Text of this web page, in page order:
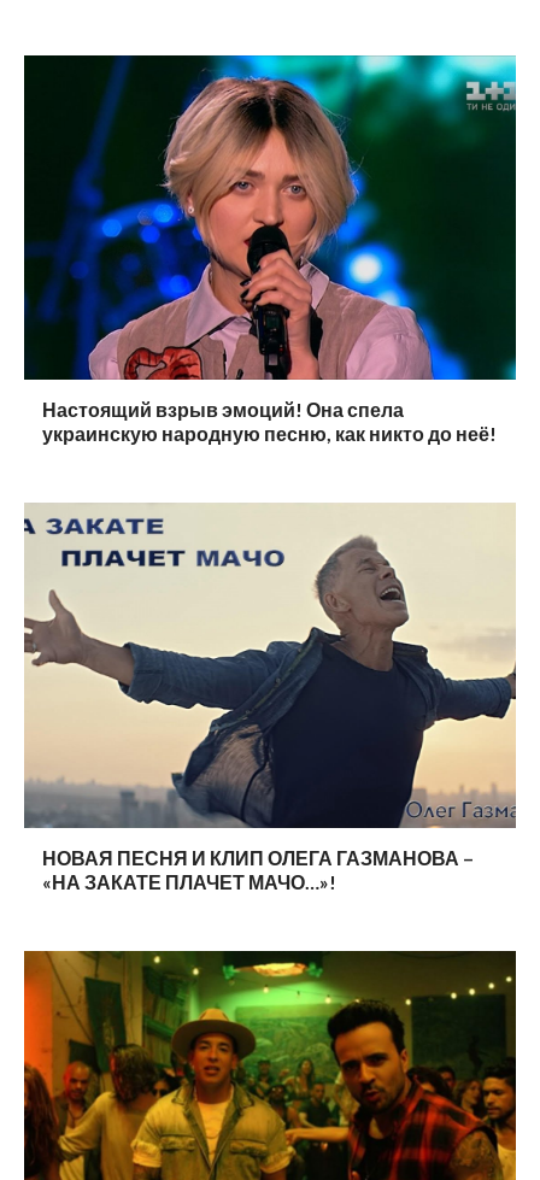
Настоящий взрыв эмоций! Она спела
украинскую народную песню, как никто до неё!
НОВАЯ ПЕСНЯ И КЛИП ОЛЕГА ГАЗМАНОВА –
«НА ЗАКАТЕ ПЛАЧЕТ МАЧО…»!